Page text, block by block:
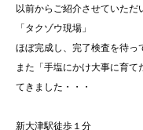
以前からご紹介させていただ
「タクゾウ現場」
ほぼ完成し、完了検査を待っ
また「手塩にかけ大事に育
てきました・・・
新大津駅徒歩１分